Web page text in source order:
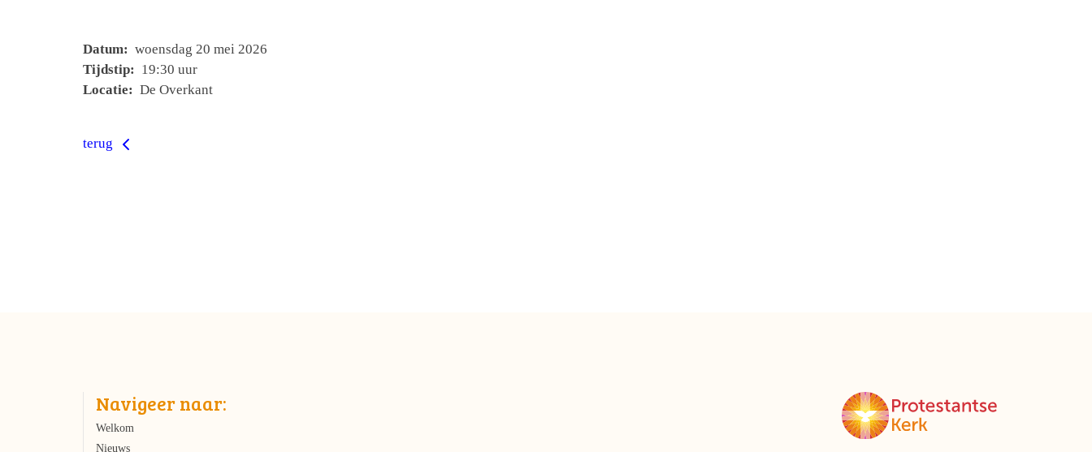
Datum: woensdag 20 mei 2026
Tijdstip: 19:30 uur
Locatie: De Overkant
terug
Navigeer naar:
Welkom
Nieuws